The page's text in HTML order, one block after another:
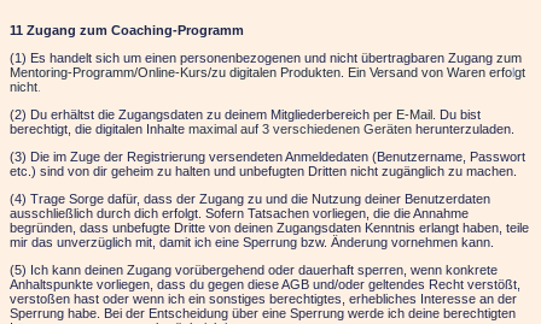
11 Zugang zum Coaching-Programm
(1) Es handelt sich um einen personenbezogenen und nicht übertragbaren Zugang zum
Mentoring-Programm/Online-Kurs/zu digitalen Produkten. Ein Versand von Waren erfolgt
nicht
(2) Du erhältst die Zugangsdaten zu deinem Mitgliederbereich per E-Mail. Du bist
berechtigt, die digitalen Inhalte maximal auf 3 verschiedenen Geräten herunterzuladen.
(3) Die im Zuge der Registrierung versendeten Anmeldedaten (Benutzername, Passwort
etc.) sind von dir geheim zu halten und unbefugten Dritten nicht zugänglich zu machen.
(4) Trage Sorge dafür, dass der Zugang zu und die Nutzung deiner Benutzerdaten
ausschließlich durch dich erfolgt. Sofern Tatsachen vorliegen, die die Annahme
begründen, dass unbefugte Dritte von deinen Zugangsdaten Kenntnis erlangt haben, teile
mir das unverzüglich mit, damit ich eine Sperrung bzw. Änderung vornehmen kann.
(5) Ich kann deinen Zugang vorübergehend oder dauerhaft sperren, wenn konkrete
Anhaltspunkte vorliegen, dass du gegen diese AGB und/oder geltendes Recht verstößt,
verstoßen hast oder wenn ich ein sonstiges berechtigtes, erhebliches Interesse an der
Sperrung habe. Bei der Entscheidung über eine Sperrung werde ich deine berechtigten